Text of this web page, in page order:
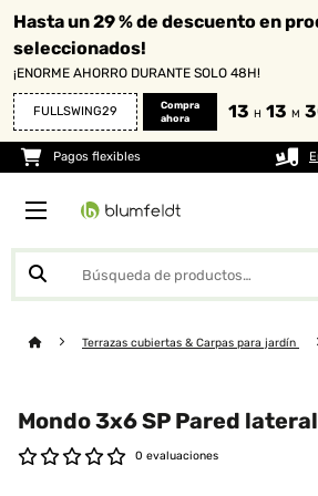
Hasta un 29 % de descuento en
seleccionados!
¡ENORME AHORRO DURANTE SOLO 48H!
FULLSWING29
Compra
ahora
13 H 13 M
Pagos flexibles
Terrazas cubiertas & Carpas para jardín
Mondo 3x6 SP Pared
0 evaluaciones